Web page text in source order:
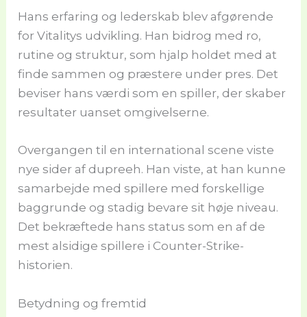
Hans erfaring og lederskab blev afgørende
for Vitalitys udvikling. Han bidrog med ro,
rutine og struktur, som hjalp holdet med at
finde sammen og præstere under pres. Det
beviser hans værdi som en spiller, der skaber
resultater uanset omgivelserne.
Overgangen til en international scene viste
nye sider af dupreeh. Han viste, at han kunne
samarbejde med spillere med forskellige
baggrunde og stadig bevare sit høje niveau.
Det bekræftede hans status som en af de
mest alsidige spillere i Counter-Strike-
historien.
Betydning og fremtid